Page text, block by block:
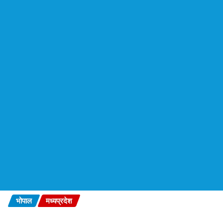
भोपाल मध्यप्रदेश